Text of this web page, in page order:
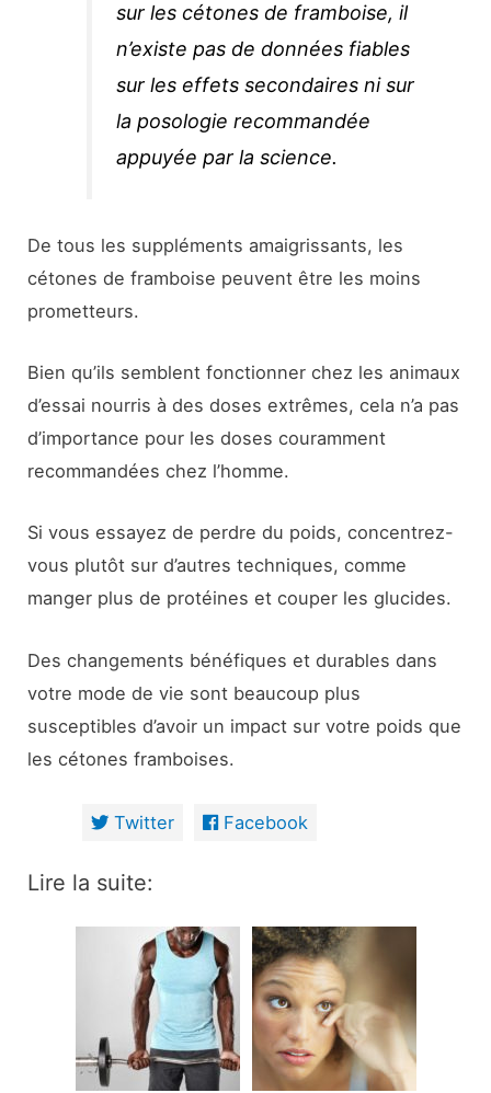
sur les cétones de framboise, il
n’existe pas de données fiables
sur les effets secondaires ni sur
la posologie recommandée
appuyée par la science.
De tous les suppléments amaigrissants, les
cétones de framboise peuvent être les moins
prometteurs.
Bien qu’ils semblent fonctionner chez les animaux
d’essai nourris à des doses extrêmes, cela n’a pas
d’importance pour les doses couramment
recommandées chez l’homme.
Si vous essayez de perdre du poids, concentrez-
vous plutôt sur d’autres techniques, comme
manger plus de protéines et couper les glucides.
Des changements bénéfiques et durables dans
votre mode de vie sont beaucoup plus
susceptibles d’avoir un impact sur votre poids que
les cétones framboises.
Twitter Facebook
Lire la suite: